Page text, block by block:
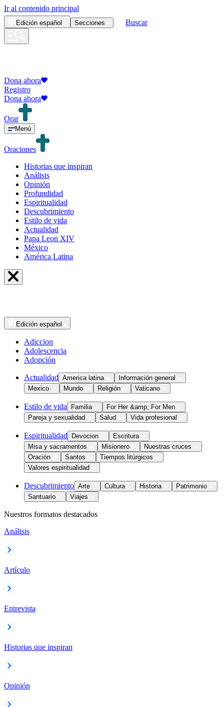
Ir al contenido principal
Edición español Secciones Buscar
Dona ahora
Registro
Dona ahora
Orar
Menú
Oraciones
Historias que inspiran
Análisis
Opinión
Profundidad
Espiritualidad
Descubrimiento
Estilo de vida
Actualidad
Papa Leon XIV
México
América Latina
Edición español
Adiccion
Adolescencia
Adopción
Actualidad America latina
Información general
Mexico
Mundo Religión Vaticano
Estilo de vida Familia
For Her &amp; For Men
Pareja y sexualidad
Salud Vida profesional
Espiritualidad Devocion
Escritura
Misa y sacramentos
Misionero
Nuestras cruces
Oración
Santos
Tiempos litúrgicos
Valores espiritualidad
Descubrimiento Arte Cultura Historia
Patrimonio
Santuario
Viajes
Nuestros formatos destacados
Análisis
Artículo
Entrevista
Historias que inspiran
Opinión